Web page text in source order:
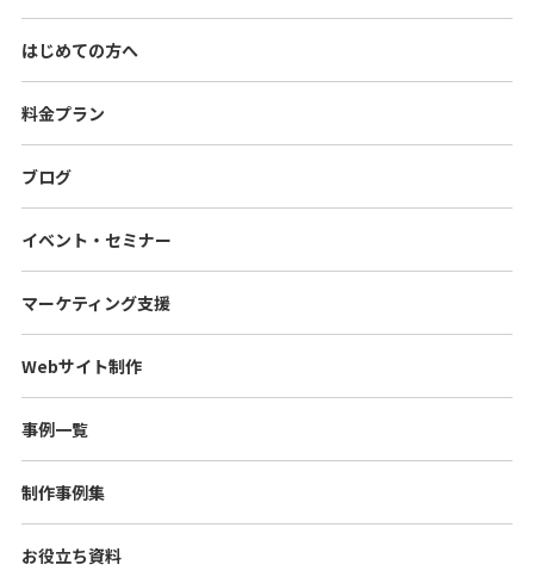
はじめての方へ
料金プラン
ブログ
イベント・セミナー
マーケティング支援
Webサイト制作
事例一覧
制作事例集
お役立ち資料